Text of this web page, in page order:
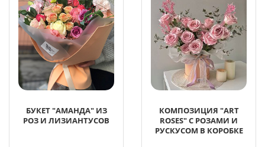
БУКЕТ "АМАНДА" ИЗ
РОЗ И ЛИЗИАНТУСОВ
КОМПОЗИЦИЯ "ART
ROSES" С РОЗАМИ И
РУСКУСОМ В КОРОБКЕ